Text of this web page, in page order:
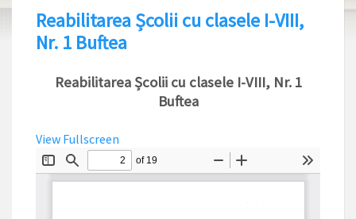
Reabilitarea Școlii cu clasele I-VIII,
Nr. 1 Buftea
Reabilitarea Școlii cu clasele I-VIII, Nr. 1
Buftea
View Fullscreen